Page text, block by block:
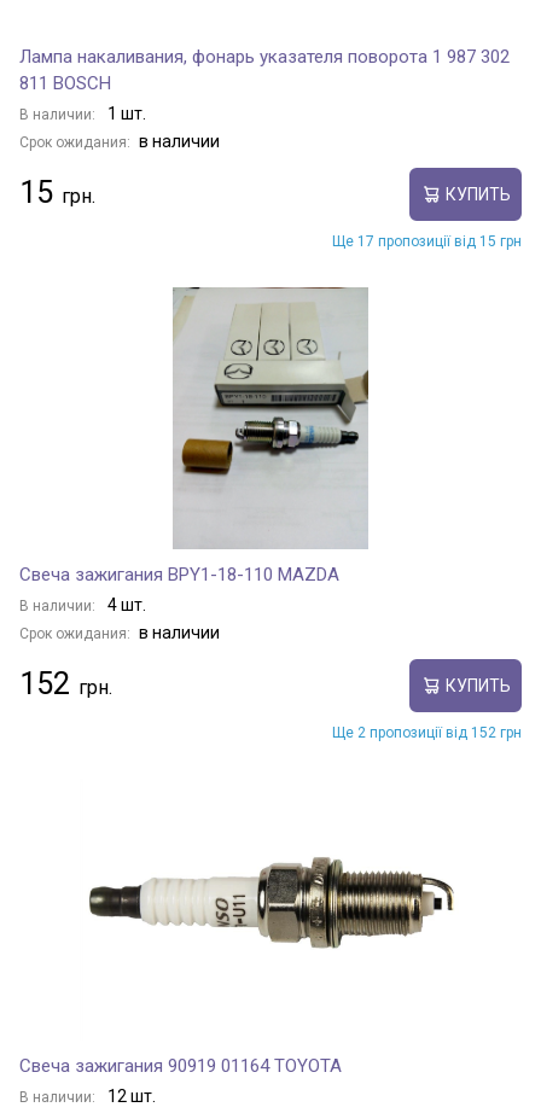
FIORINO
FREEMONT
Лампа накаливания, фонарь указателя поворота 1 987 302
811 BOSCH
В наличии: 1 шт.
Срок ожидания: в наличии
15 КУПИТЬ
Ще 17 пропозиції від 15 грн
Свеча зажигания BPY1-18-110 MAZDA
В наличии: 4 шт.
Срок ожидания: в наличии
152 КУПИТЬ
Ще 2 пропозиції від 152 грн
Свеча зажигания 90919 01164 TOYOTA
В наличии: 12 шт.